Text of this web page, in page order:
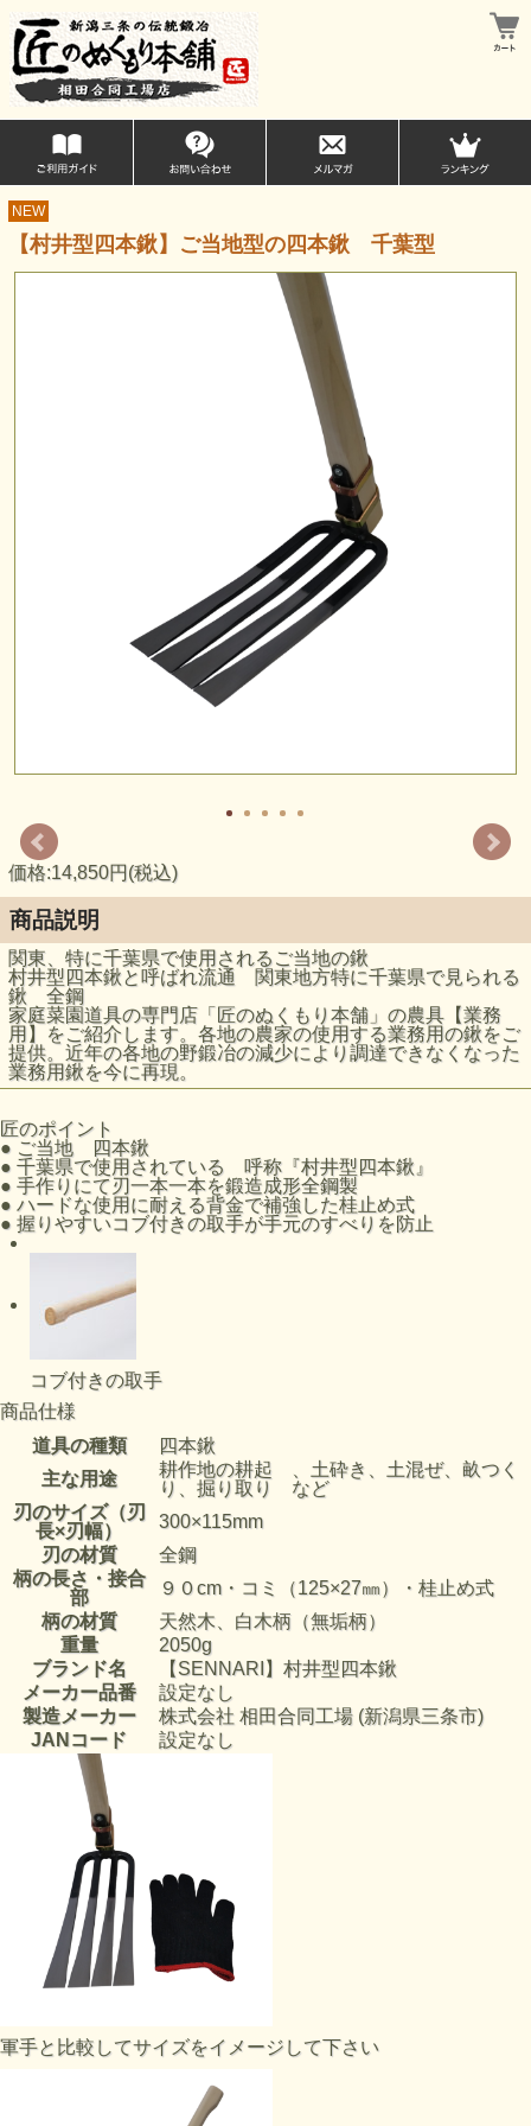
NEW
【村井型四本鍬】ご当地型の四本鍬 千葉型
価格:14,850円(税込)
商品説明
関東、特に千葉県で使用されるご当地の鍬
村井型四本鍬と呼ばれ流通 関東地方特に千葉県で見られる
鍬 全鋼
家庭菜園道具の専門店「匠のぬくもり本舗」の農具【業務
用】をご紹介します。各地の農家の使用する業務用の鍬をご
提供。近年の各地の野鍛冶の減少により調達できなくなった
業務用鍬を今に再現。
匠のポイント
● ご当地 四本鍬
● 千葉県で使用されている 呼称『村井型四本鍬』
● 手作りにて刃一本一本を鍛造成形全鋼製
● ハードな使用に耐える背金で補強した桂止め式
● 握りやすいコブ付きの取手が手元のすべりを防止
コブ付きの取手
商品仕様
道具の種類
四本鍬
主な用途
耕作地の耕起 、土砕き、土混ぜ、畝つく
り、掘り取り など
刃のサイズ（刃
長×刃幅）
300×115mm
刃の材質
全鋼
柄の長さ・接合
部
９０cm・コミ（125×27㎜）・桂止め式
柄の材質
天然木、白木柄（無垢柄）
重量
2050g
ブランド名
【SENNARI】村井型四本鍬
メーカー品番
設定なし
製造メーカー
株式会社 相田合同工場 (新潟県三条市)
JANコード
設定なし
軍手と比較してサイズをイメージして下さい